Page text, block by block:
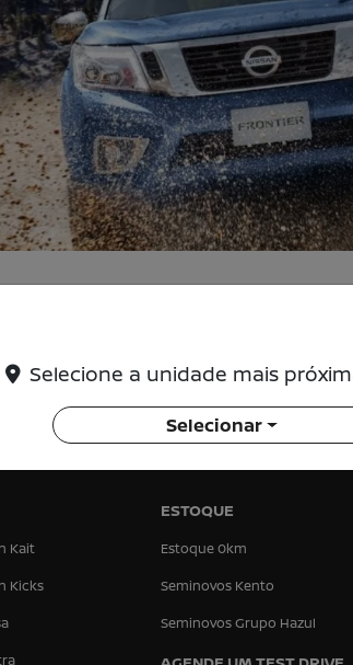
encontramos ofertas disponíveis
Kait
Kicks
ESTOQUE
Estoque 0km
Seminovos Kento
Seminovos Grupo Hazul
Selecione a unidade mais
Selecionar